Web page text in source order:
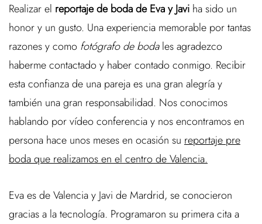
Realizar el reportaje de boda de Eva y Javi ha sido un
honor y un gusto. Una experiencia memorable por tantas
razones y como fotógrafo de bodales agradezco
haberme contactado y haber contado conmigo. Recibir
esta confianza de una pareja es una gran alegría y
también una gran responsabilidad. Nos conocimos
hablando por vídeo conferencia y nos encontramos en
persona hace unos meses en ocasión su reportaje pre
boda que realizamos en el centro de Valencia.
Eva es de Valencia y Javi de Mardrid, se conocieron
gracias a la tecnología. Programaron su primera cita a